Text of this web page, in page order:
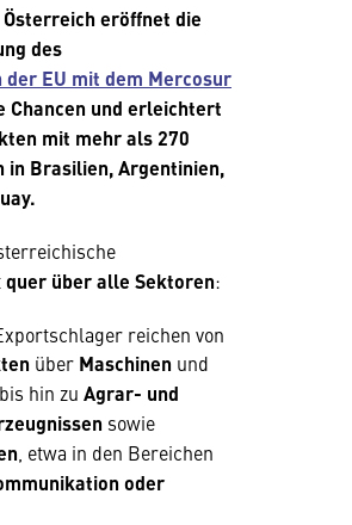
eröffnet die
des
EU mit dem Mercosur
Chancen und erleichtert
mit mehr als 270
in Brasilien, Argentinien,
quer über alle Sektoren:
reichen von
über Maschinen und
bis hin zu Agrar- und
sowie
, etwa in den Bereichen
oder